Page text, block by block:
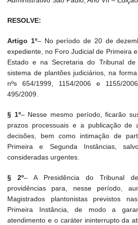
RESOLVE:
Artigo 1º– No período de 20 de
expediente, no Foro Judicial de Primeira
Estado e na Secretaria do Tribunal
sistema de plantões judiciários, na
nºs 654/1999, 1154/2006 e 1155/
495/2009.
§ 1º– Nesse mesmo período, ficarão
prazos processuais e a publicação de
decisões, bem como intimação de
Primeira e Segunda Instâncias,
consideradas urgentes.
§ 2º– A Presidência do Tribunal
providências para, nesse período,
Magistrados plantonistas previstos
Primeira Instância, de modo a
atendimento e o caráter ininterrupto da